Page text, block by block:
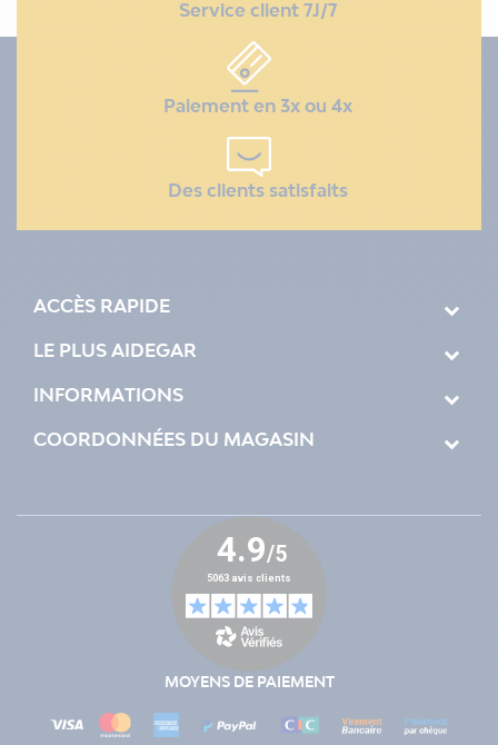
Service client 7J/7
Paiement en 3x ou 4x
Des clients satisfaits
ACCÈS RAPIDE
LE PLUS AIDEGAR
INFORMATIONS
COORDONNÉES DU MAGASIN
MOYENS DE PAIEMENT